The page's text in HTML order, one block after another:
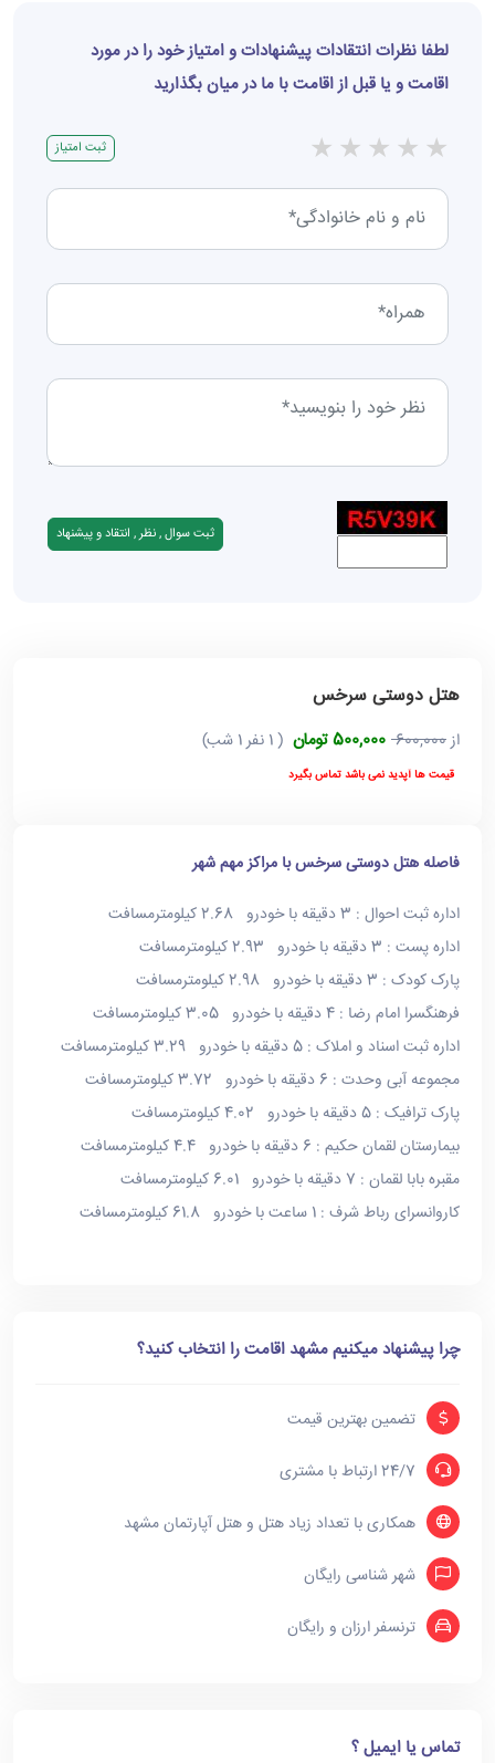
لطفا نظرات انتقادات پیشنهادات و امتیاز خود را در مورد
اقامت و یا قبل از اقامت با ما در میان بگذارید
★
★
★
★
★ ثبت امتیاز
هتل دوستی سرخس
از600,000 500,000 تومان ( 1 نفر 1 شب)
قیمت ها آپدید نمی باشد تماس بگیرد
فاصله هتل دوستی سرخس با مراکز مهم شهر
اداره ثبت احوال : 3 دقیقه با خودرو 2.68 کیلومترمسافت
اداره پست : 3 دقیقه با خودرو 2.93 کیلومترمسافت
پارک کودک : 3 دقیقه با خودرو 2.98 کیلومترمسافت
فرهنگسرا امام رضا : 4 دقیقه با خودرو 3.05 کیلومترمسافت
اداره ثبت اسناد و املاک : 5 دقیقه با خودرو 3.29 کیلومترمسافت
مجموعه آبی وحدت : 6 دقیقه با خودرو 3.72 کیلومترمسافت
پارک ترافیک : 5 دقیقه با خودرو 4.02 کیلومترمسافت
بیمارستان لقمان حکیم : 6 دقیقه با خودرو 4.4 کیلومترمسافت
مقبره بابا لقمان : 7 دقیقه با خودرو 6.01 کیلومترمسافت
کاروانسرای رباط شرف : 1 ساعت با خودرو 61.8 کیلومترمسافت
چرا پیشنهاد میکنیم مشهد اقامت را انتخاب کنید؟
تضمین بهترین قیمت
24/7 ارتباط با مشتری
همکاری با تعداد زیاد هتل و هتل آپارتمان مشهد
شهر شناسی رایگان
ترنسفر ارزان و رایگان
تماس یا ایمیل ؟